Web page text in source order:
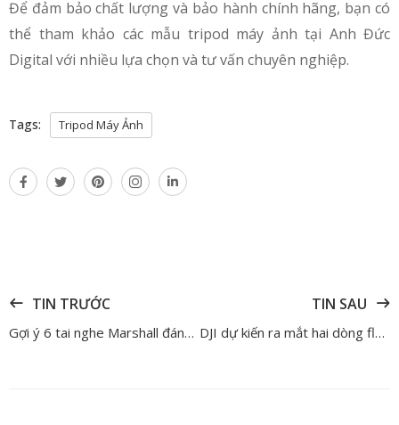
Để đảm bảo chất lượng và bảo hành chính hãng, bạn có
thể tham khảo các mẫu tripod máy ảnh tại Anh Đức
Digital với nhiều lựa chọn và tư vấn chuyên nghiệp.
Tags: Tripod Máy Ảnh
TIN TRƯỚC
Gợi ý 6 tai nghe Marshall đáng mua nhất năm 2026 - Review chi tiết
TIN SAU
DJI dự kiến ra mắt hai dòng flycam giá rẻ mới: Lito 1 and Lito X1